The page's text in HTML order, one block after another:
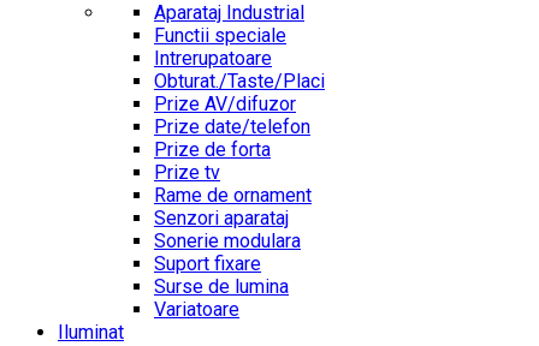
Aparataj Industrial
Functii speciale
Intrerupatoare
Obturat./Taste/Placi
Prize AV/difuzor
Prize date/telefon
Prize de forta
Prize tv
Rame de ornament
Senzori aparataj
Sonerie modulara
Suport fixare
Surse de lumina
Variatoare
Iluminat